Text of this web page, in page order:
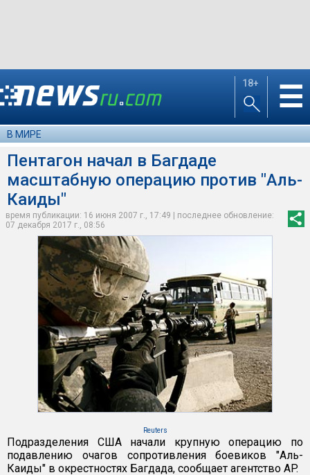
18+ ☰
В МИРЕ
Пентагон начал в Багдаде
масштабную операцию против "Аль-
Каиды"
время публикации: 16 июня 2007 г., 17:49 | последнее обновление:
07 декабря 2017 г., 08:56
Reuters
Подразделения США начали крупную операцию по
подавлению очагов сопротивления боевиков "Аль-
Каиды" в окрестностях Багдада, сообщает агентство AP.